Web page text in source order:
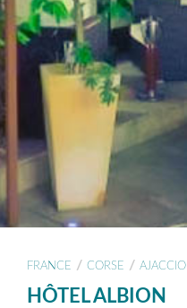
FRANCE / CORSE / AJACCIO
HÔTEL ALBION